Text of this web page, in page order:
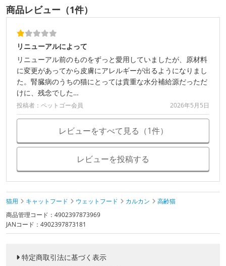
商品レビュー（1件）
リニューアルによって
リニューアル前のものをずっと愛用していましたが、原材料
に変更があってから皮膚にアレルギーが出るようになりまし
た。腎臓病のうちの猫にとっては貴重な水分補給源だっただ
けに、残念でした…
投稿者：ペットゴー会員 2026年5月5日
レビューをすべて見る（1件）
レビューを投稿する
猫用 キャットフード ウェットフード カルカン
高齢猫
商品管理コード：4902397873969
JANコード：4902397873181
特定商取引法に基づく表示